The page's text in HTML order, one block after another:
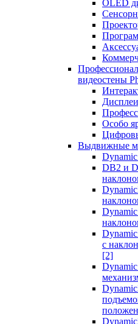
OLED
видеостены
Особо
Выдвижные
DB2 и
с
[2]